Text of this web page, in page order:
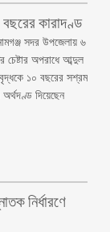
বছরের কারাদণ্ড
সদর উপজেলায় ৬
চেষ্টার অপরাধে আব্দুল
১০ বছরের সশ্রম
দিয়েছেন
নির্ধারণে